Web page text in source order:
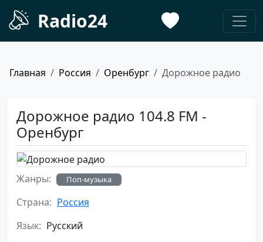
Radio24
Главная Россия Оренбург Дорожное радио
Дорожное радио 104.8 FM -
Оренбург
Жанры: Поп-музыка
Страна: Россия
Язык: Русский